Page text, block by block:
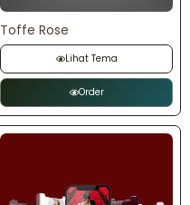
Toffe Rose
Lihat Tema
Order